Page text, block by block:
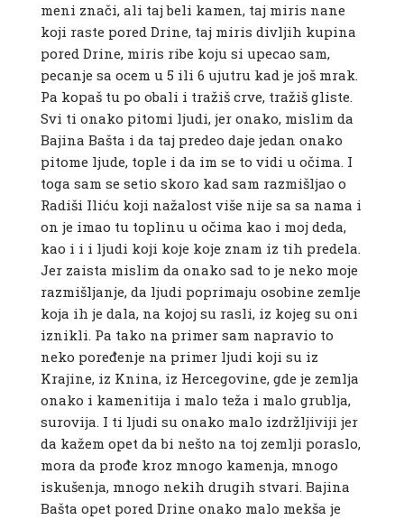
meni znači, ali taj beli kamen, taj miris nane
koji raste pored Drine, taj miris divljih kupina
pored Drine, miris ribe koju si upecao sam,
pecanje sa ocem u 5 ili 6 ujutru kad je još mrak.
Pa kopaš tu po obali i tražiš crve, tražiš gliste.
Svi ti onako pitomi ljudi, jer onako, mislim da
Bajina Bašta i da taj predeo daje jedan onako
pitome ljude, tople i da im se to vidi u očima. I
toga sam se setio skoro kad sam razmišljao o
Radiši Iliću koji nažalost više nije sa sa nama i
on je imao tu toplinu u očima kao i moj deda,
kao i i i ljudi koji koje koje znam iz tih predela.
Jer zaista mislim da onako sad to je neko moje
razmišljanje, da ljudi poprimaju osobine zemlje
koja ih je dala, na kojoj su rasli, iz kojeg su oni
iznikli. Pa tako na primer sam napravio to
neko poređenje na primer ljudi koji su iz
Krajine, iz Knina, iz Hercegovine, gde je zemlja
onako i kamenitija i malo teža i malo grublja,
surovija. I ti ljudi su onako malo izdržljiviji jer
da kažem opet da bi nešto na toj zemlji poraslo,
mora da prođe kroz mnogo kamenja, mnogo
iskušenja, mnogo nekih drugih stvari. Bajina
Bašta opet pored Drine onako malo mekša je